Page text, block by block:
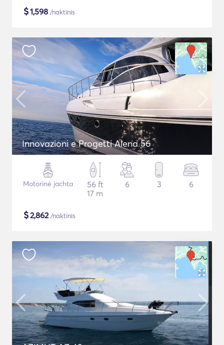
$1,598 /naktinis
Innovazioni e Progetti Alena 56
Motorinė jachta
56 ft
17 m
6 3 6
$2,862/naktinis